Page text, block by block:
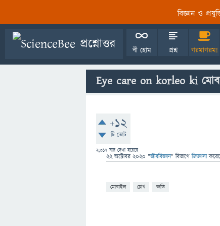
বিজ্ঞান ও
বী হোম প্রশ্ন গরমাগরম!
Eye care on korleo ki
+12
টি ভোট
2,317 বার দেখা হয়েছে
22 অক্টোবর 2020 "জীববিজ্ঞান" বিভাগে জিজ্ঞাসা
মোবাইল চোখ ক্ষতি